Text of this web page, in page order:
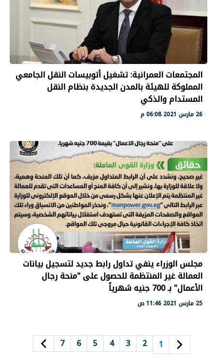
المجتمعات العمرانية: تشغيل أتوبيسات النقل الجامعي
المملوكة للهيئة بالمدن الجديدة بنظام النقل
المستدام والذكي
26 مارس 2021 06:08 م
مجلس الوزراء ينفي تداول رابط جديد لتسجيل بيانات
العمالة غير المنتظمة للحصول على "منحة رجال
الأعمال" بـ 700 جنيه شهرياً
25 مارس 2021 11:46 ص
1
2
3
4
5
6
7